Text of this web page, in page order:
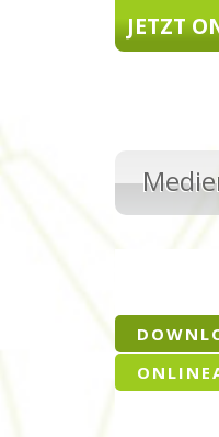
Direkt zum InhaltJETZT